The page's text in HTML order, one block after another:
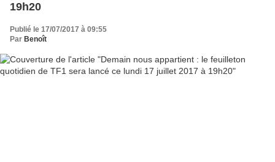
19h20
Publié le 17/07/2017 à 09:55
Par Benoît